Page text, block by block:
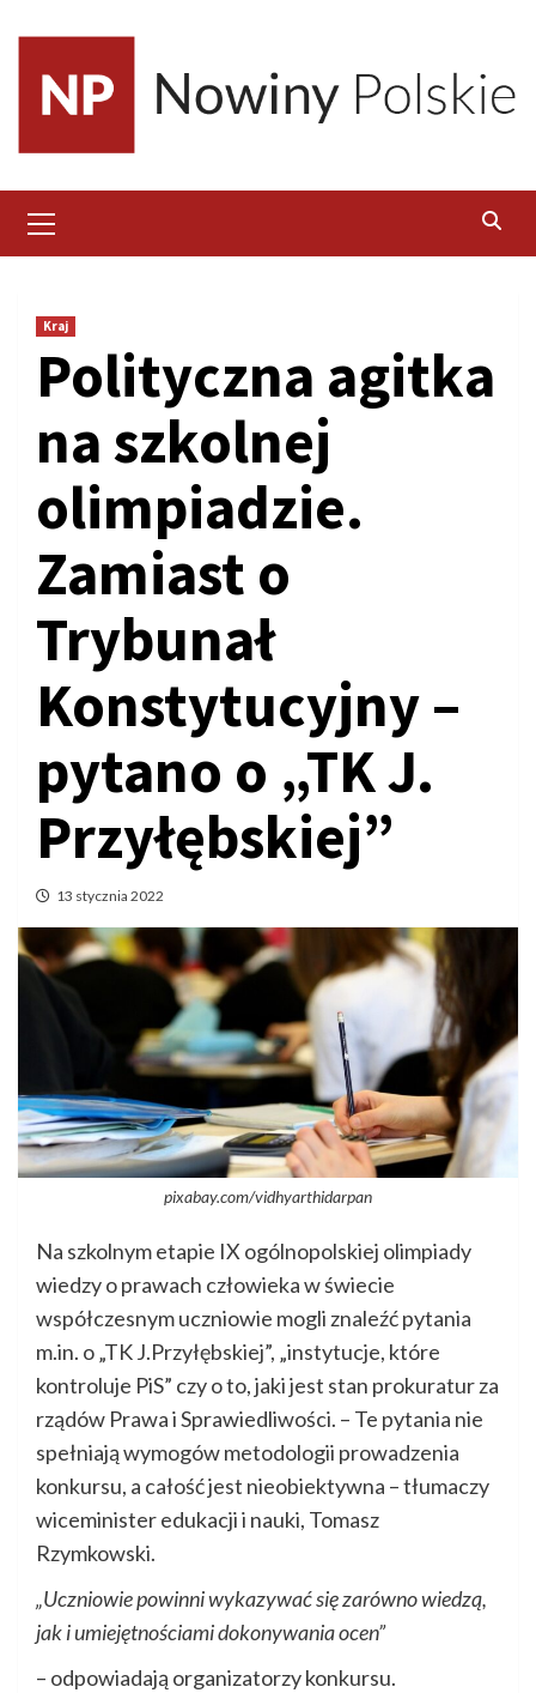
content
Menu
Kraj
Polityczna agitka
na szkolnej
olimpiadzie.
Zamiast o
Trybunał
Konstytucyjny –
pytano o „TK J.
Przyłębskiej”
13 stycznia 2022
pixabay.com/vidhyarthidarpan
Na szkolnym etapie IX ogólnopolskiej olimpiady
wiedzy o prawach człowieka w świecie
współczesnym uczniowie mogli znaleźć pytania
m.in. o „TK J.Przyłębskiej”, „instytucje, które
kontroluje PiS” czy o to, jaki jest stan prokuratur za
rządów Prawa i Sprawiedliwości. – Te pytania nie
spełniają wymogów metodologii prowadzenia
konkursu, a całość jest nieobiektywna – tłumaczy
wiceminister edukacji i nauki, Tomasz
Rzymkowski.
„Uczniowie powinni wykazywać się zarówno wiedzą,
jak i umiejętnościami dokonywania ocen”
– odpowiadają organizatorzy konkursu.